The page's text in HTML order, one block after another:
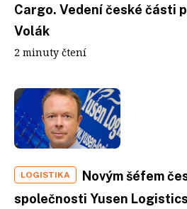
Cargo. Vedení české části
Volák
2 minuty čtení
LOGISTIKA
Novým šéfem
společnosti Yusen